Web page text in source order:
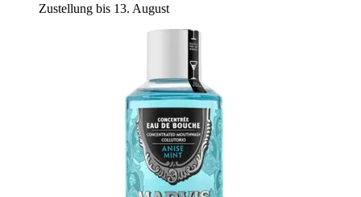
Zustellung bis 13. August